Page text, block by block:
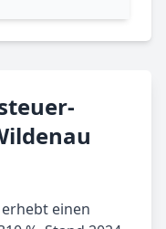
einen